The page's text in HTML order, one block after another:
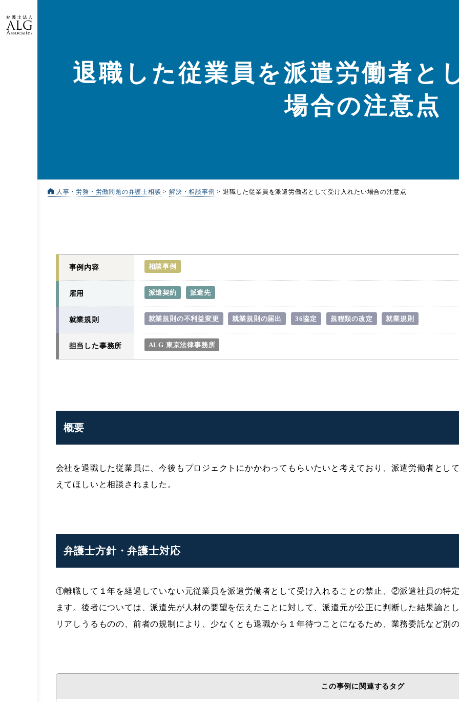
退職した従業員を派遣労働者と
場合の注意点
人事・労務・労働問題の弁護士相談 >解決・相談事例 >退職した従業員を派遣労働者として受け入れたい場合の注意点
事例内容 相談事例
雇用 派遣契約 派遣先
就業規則 就業規則の不利益変更 就業規則の届出 36協定 規程類の改定 就業規則
担当した事務所 ALG 東京法律事務所
概要
会社を退職した従業員に、今後もプロジェクトにかかわってもらいたいと考えており、派遣労働者とし
えてほしいと相談されました。
弁護士方針・弁護士対応
①離職して１年を経過していない元従業員を派遣労働者として受け入れることの禁止、②派遣社員の特
ます。後者については、派遣先が人材の要望を伝えたことに対して、派遣元が公正に判断した結果論と
リアしうるものの、前者の規制により、少なくとも退職から１年待つことになるため、業務委託など別
この事例に関連するタグ